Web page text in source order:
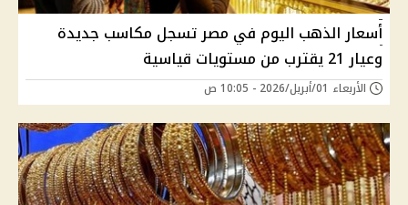
أسعار الذهب اليوم في مصر تسجل مكاسب جديدة
وعيار 21 يقترب من مستويات قياسية
الأربعاء 01/أبريل/2026 - 10:05 ص